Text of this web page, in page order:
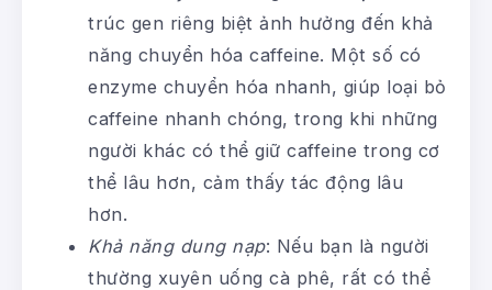
trúc gen riêng biệt ảnh hưởng đến khả
năng chuyển hóa caffeine. Một số có
enzyme chuyển hóa nhanh, giúp loại bỏ
caffeine nhanh chóng, trong khi những
người khác có thể giữ caffeine trong cơ
thể lâu hơn, cảm thấy tác động lâu
hơn.
Khả năng dung nạp: Nếu bạn là người
thường xuyên uống cà phê, rất có thể